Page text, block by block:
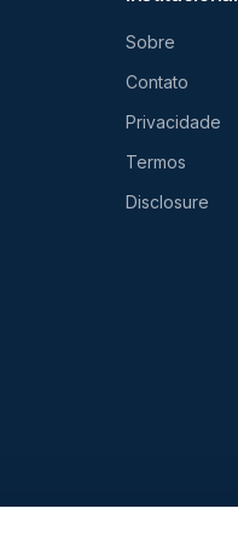
Sobre
Contato
Privacidade
Termos
Disclosure